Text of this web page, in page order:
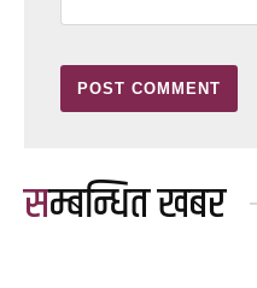
सम्बन्धित खबर